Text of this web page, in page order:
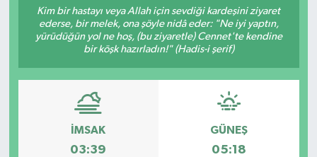
Kim bir hastayı veya Allah için sevdiği kardeşini ziyaret
ederse, bir melek, ona şöyle nidâ eder: "Ne iyi yaptın,
yürüdüğün yol ne hoş, (bu ziyaretle) Cennet'te kendine
bir köşk hazırladın!" (Hadis-i şerif)
İMSAK
03:39
GÜNEŞ
05:18
RESMİ İLANLAR